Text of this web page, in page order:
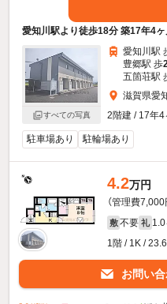
愛知川駅より徒歩18分 築17年4
すべての写真
愛知川駅
豊郷駅 歩
五箇荘駅
滋賀県愛
2階建 / 17年4
駐車場あり 駐輪場あり
4.2万円
（管理費7,000
敷 不要 礼 1.0
1階 / 1K /
お問い